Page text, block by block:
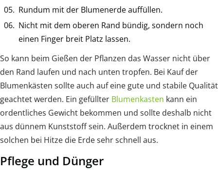
Rundum mit der Blumenerde auffüllen.
Nicht mit dem oberen Rand bündig, sondern noch
einen Finger breit Platz lassen.
So kann beim Gießen der Pflanzen das Wasser nicht über
den Rand laufen und nach unten tropfen. Bei Kauf der
Blumenkästen sollte auch auf eine gute und stabile Qualität
geachtet werden. Ein gefüllter Blumenkasten kann ein
ordentliches Gewicht bekommen und sollte deshalb nicht
aus dünnem Kunststoff sein. Außerdem trocknet in einem
solchen bei Hitze die Erde sehr schnell aus.
Pflege und Dünger